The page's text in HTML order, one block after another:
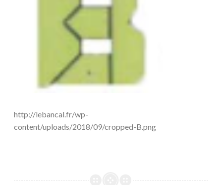
http://lebancal.fr/wp-
content/uploads/2018/09/cropped-B.png